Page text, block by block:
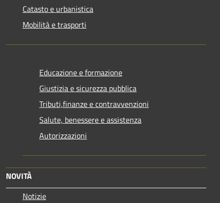
Catasto e urbanistica
Mobilità e trasporti
Educazione e formazione
Giustizia e sicurezza pubblica
Tributi,finanze e contravvenzioni
Salute, benessere e assistenza
Autorizzazioni
NOVITÀ
Notizie